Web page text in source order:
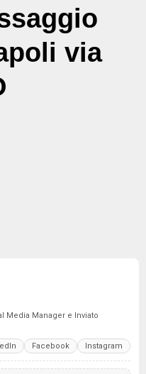
via
Media Manager e Inviato
Facebook Instagram